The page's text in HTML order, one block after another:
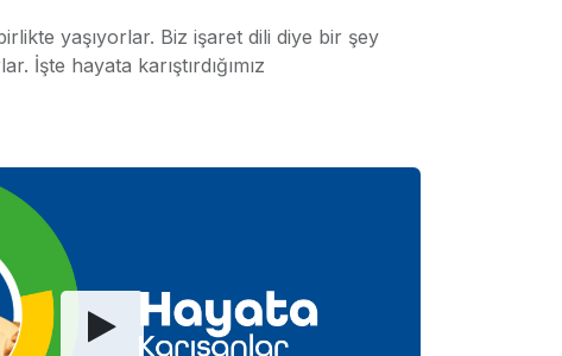
yaşıyorlar. Biz işaret dili diye bir şey
İşte hayata karıştırdığımız